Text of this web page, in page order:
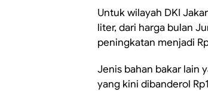
Untuk wilayah DKI
liter, dari harga bulan
peningkatan menjadi
Jenis bahan bakar lain
yang kini dibanderol